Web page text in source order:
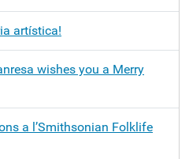
artística!
wishes you a Merry
a l’Smithsonian Folklife